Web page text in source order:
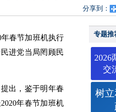
分享到：
春节加班机执行
进党当局罔顾民
出，鉴于明年春
年春节加班机
专题推
2026
交
树